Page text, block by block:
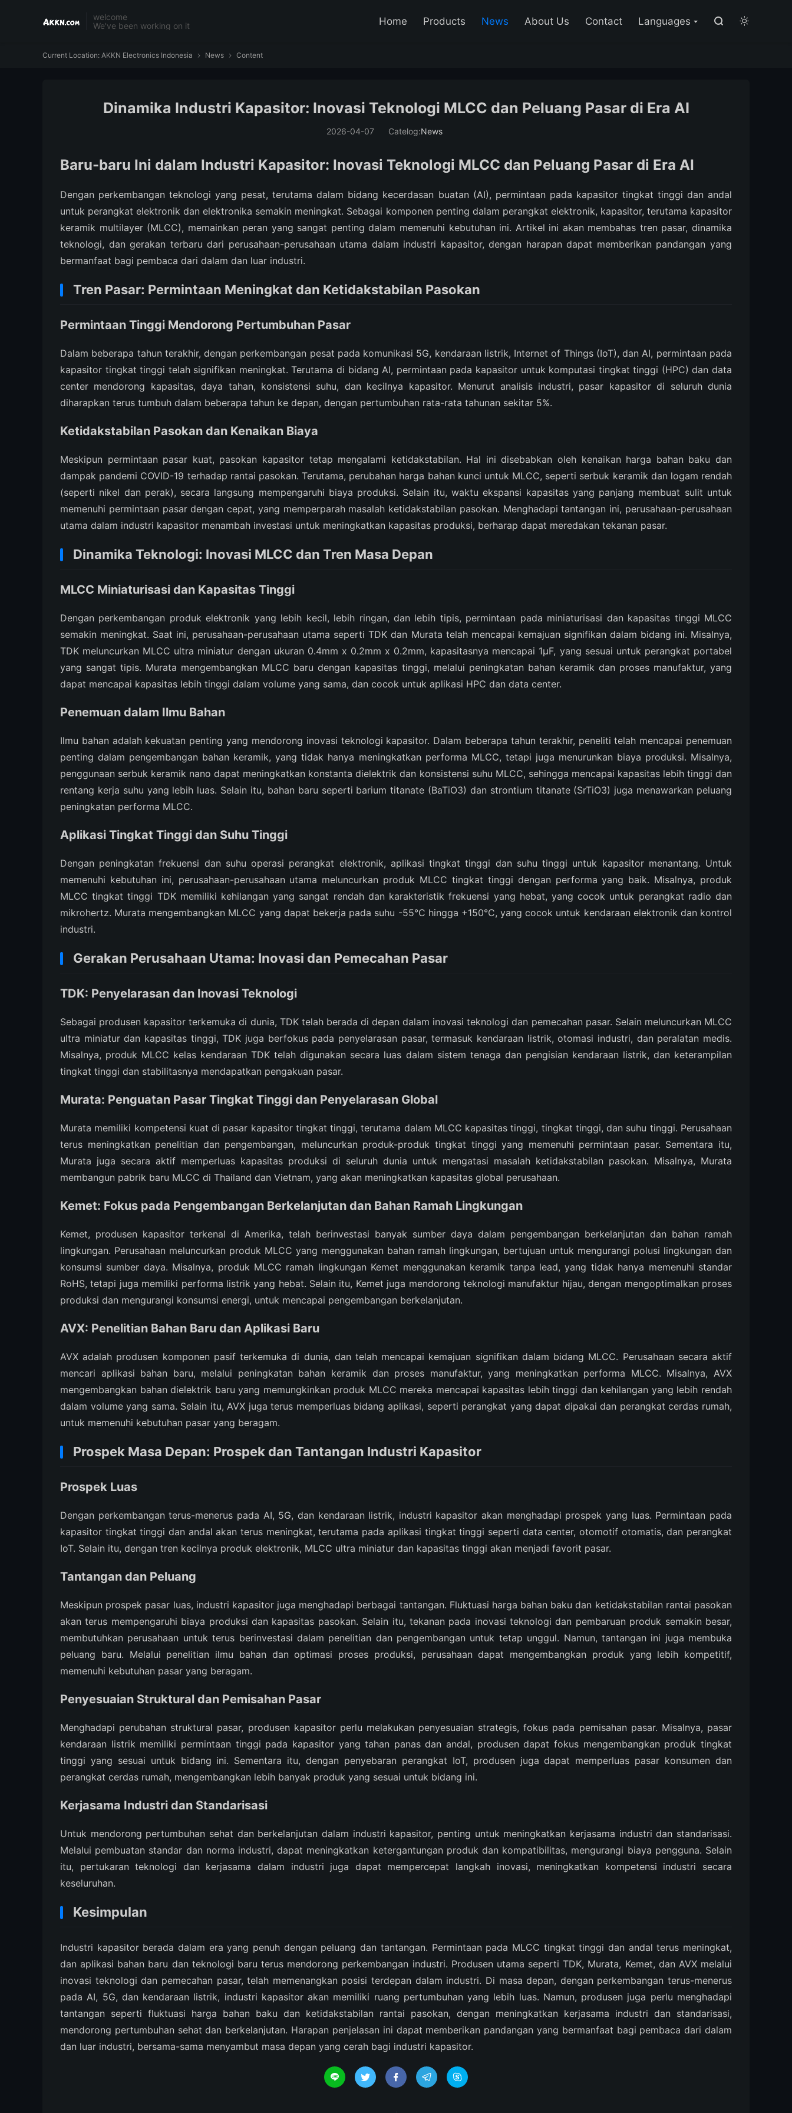
welcome
We've been working on it
Home Products News About Us Contact Languages  
Current Location: AKKN Electronics Indonesia  News  Content
Dinamika Industri Kapasitor: Inovasi Teknologi MLCC dan Peluang Pasar di Era AI
2026-04-07 Catelog:News
Baru-baru Ini dalam Industri Kapasitor: Inovasi Teknologi MLCC dan Peluang Pasar di Era AI
Dengan perkembangan teknologi yang pesat, terutama dalam bidang kecerdasan buatan (AI), permintaan pada kapasitor tingkat tinggi dan andal
untuk perangkat elektronik dan elektronika semakin meningkat. Sebagai komponen penting dalam perangkat elektronik, kapasitor, terutama kapasitor
keramik multilayer (MLCC), memainkan peran yang sangat penting dalam memenuhi kebutuhan ini. Artikel ini akan membahas tren pasar, dinamika
teknologi, dan gerakan terbaru dari perusahaan-perusahaan utama dalam industri kapasitor, dengan harapan dapat memberikan pandangan yang
bermanfaat bagi pembaca dari dalam dan luar industri.
Tren Pasar: Permintaan Meningkat dan Ketidakstabilan Pasokan
Permintaan Tinggi Mendorong Pertumbuhan Pasar
Dalam beberapa tahun terakhir, dengan perkembangan pesat pada komunikasi 5G, kendaraan listrik, Internet of Things (IoT), dan AI, permintaan pada
kapasitor tingkat tinggi telah signifikan meningkat. Terutama di bidang AI, permintaan pada kapasitor untuk komputasi tingkat tinggi (HPC) dan data
center mendorong kapasitas, daya tahan, konsistensi suhu, dan kecilnya kapasitor. Menurut analisis industri, pasar kapasitor di seluruh dunia
diharapkan terus tumbuh dalam beberapa tahun ke depan, dengan pertumbuhan rata-rata tahunan sekitar 5%.
Ketidakstabilan Pasokan dan Kenaikan Biaya
Meskipun permintaan pasar kuat, pasokan kapasitor tetap mengalami ketidakstabilan. Hal ini disebabkan oleh kenaikan harga bahan baku dan
dampak pandemi COVID-19 terhadap rantai pasokan. Terutama, perubahan harga bahan kunci untuk MLCC, seperti serbuk keramik dan logam rendah
(seperti nikel dan perak), secara langsung mempengaruhi biaya produksi. Selain itu, waktu ekspansi kapasitas yang panjang membuat sulit untuk
memenuhi permintaan pasar dengan cepat, yang memperparah masalah ketidakstabilan pasokan. Menghadapi tantangan ini, perusahaan-perusahaan
utama dalam industri kapasitor menambah investasi untuk meningkatkan kapasitas produksi, berharap dapat meredakan tekanan pasar.
Dinamika Teknologi: Inovasi MLCC dan Tren Masa Depan
MLCC Miniaturisasi dan Kapasitas Tinggi
Dengan perkembangan produk elektronik yang lebih kecil, lebih ringan, dan lebih tipis, permintaan pada miniaturisasi dan kapasitas tinggi MLCC
semakin meningkat. Saat ini, perusahaan-perusahaan utama seperti TDK dan Murata telah mencapai kemajuan signifikan dalam bidang ini. Misalnya,
TDK meluncurkan MLCC ultra miniatur dengan ukuran 0.4mm x 0.2mm x 0.2mm, kapasitasnya mencapai 1μF, yang sesuai untuk perangkat portabel
yang sangat tipis. Murata mengembangkan MLCC baru dengan kapasitas tinggi, melalui peningkatan bahan keramik dan proses manufaktur, yang
dapat mencapai kapasitas lebih tinggi dalam volume yang sama, dan cocok untuk aplikasi HPC dan data center.
Penemuan dalam Ilmu Bahan
Ilmu bahan adalah kekuatan penting yang mendorong inovasi teknologi kapasitor. Dalam beberapa tahun terakhir, peneliti telah mencapai penemuan
penting dalam pengembangan bahan keramik, yang tidak hanya meningkatkan performa MLCC, tetapi juga menurunkan biaya produksi. Misalnya,
penggunaan serbuk keramik nano dapat meningkatkan konstanta dielektrik dan konsistensi suhu MLCC, sehingga mencapai kapasitas lebih tinggi dan
rentang kerja suhu yang lebih luas. Selain itu, bahan baru seperti barium titanate (BaTiO3) dan strontium titanate (SrTiO3) juga menawarkan peluang
peningkatan performa MLCC.
Aplikasi Tingkat Tinggi dan Suhu Tinggi
Dengan peningkatan frekuensi dan suhu operasi perangkat elektronik, aplikasi tingkat tinggi dan suhu tinggi untuk kapasitor menantang. Untuk
memenuhi kebutuhan ini, perusahaan-perusahaan utama meluncurkan produk MLCC tingkat tinggi dengan performa yang baik. Misalnya, produk
MLCC tingkat tinggi TDK memiliki kehilangan yang sangat rendah dan karakteristik frekuensi yang hebat, yang cocok untuk perangkat radio dan
mikrohertz. Murata mengembangkan MLCC yang dapat bekerja pada suhu -55°C hingga +150°C, yang cocok untuk kendaraan elektronik dan kontrol
industri.
Gerakan Perusahaan Utama: Inovasi dan Pemecahan Pasar
TDK: Penyelarasan dan Inovasi Teknologi
Sebagai produsen kapasitor terkemuka di dunia, TDK telah berada di depan dalam inovasi teknologi dan pemecahan pasar. Selain meluncurkan MLCC
ultra miniatur dan kapasitas tinggi, TDK juga berfokus pada penyelarasan pasar, termasuk kendaraan listrik, otomasi industri, dan peralatan medis.
Misalnya, produk MLCC kelas kendaraan TDK telah digunakan secara luas dalam sistem tenaga dan pengisian kendaraan listrik, dan keterampilan
tingkat tinggi dan stabilitasnya mendapatkan pengakuan pasar.
Murata: Penguatan Pasar Tingkat Tinggi dan Penyelarasan Global
Murata memiliki kompetensi kuat di pasar kapasitor tingkat tinggi, terutama dalam MLCC kapasitas tinggi, tingkat tinggi, dan suhu tinggi. Perusahaan
terus meningkatkan penelitian dan pengembangan, meluncurkan produk-produk tingkat tinggi yang memenuhi permintaan pasar. Sementara itu,
Murata juga secara aktif memperluas kapasitas produksi di seluruh dunia untuk mengatasi masalah ketidakstabilan pasokan. Misalnya, Murata
membangun pabrik baru MLCC di Thailand dan Vietnam, yang akan meningkatkan kapasitas global perusahaan.
Kemet: Fokus pada Pengembangan Berkelanjutan dan Bahan Ramah Lingkungan
Kemet, produsen kapasitor terkenal di Amerika, telah berinvestasi banyak sumber daya dalam pengembangan berkelanjutan dan bahan ramah
lingkungan. Perusahaan meluncurkan produk MLCC yang menggunakan bahan ramah lingkungan, bertujuan untuk mengurangi polusi lingkungan dan
konsumsi sumber daya. Misalnya, produk MLCC ramah lingkungan Kemet menggunakan keramik tanpa lead, yang tidak hanya memenuhi standar
RoHS, tetapi juga memiliki performa listrik yang hebat. Selain itu, Kemet juga mendorong teknologi manufaktur hijau, dengan mengoptimalkan proses
produksi dan mengurangi konsumsi energi, untuk mencapai pengembangan berkelanjutan.
AVX: Penelitian Bahan Baru dan Aplikasi Baru
AVX adalah produsen komponen pasif terkemuka di dunia, dan telah mencapai kemajuan signifikan dalam bidang MLCC. Perusahaan secara aktif
mencari aplikasi bahan baru, melalui peningkatan bahan keramik dan proses manufaktur, yang meningkatkan performa MLCC. Misalnya, AVX
mengembangkan bahan dielektrik baru yang memungkinkan produk MLCC mereka mencapai kapasitas lebih tinggi dan kehilangan yang lebih rendah
dalam volume yang sama. Selain itu, AVX juga terus memperluas bidang aplikasi, seperti perangkat yang dapat dipakai dan perangkat cerdas rumah,
untuk memenuhi kebutuhan pasar yang beragam.
Prospek Masa Depan: Prospek dan Tantangan Industri Kapasitor
Prospek Luas
Dengan perkembangan terus-menerus pada AI, 5G, dan kendaraan listrik, industri kapasitor akan menghadapi prospek yang luas. Permintaan pada
kapasitor tingkat tinggi dan andal akan terus meningkat, terutama pada aplikasi tingkat tinggi seperti data center, otomotif otomatis, dan perangkat
IoT. Selain itu, dengan tren kecilnya produk elektronik, MLCC ultra miniatur dan kapasitas tinggi akan menjadi favorit pasar.
Tantangan dan Peluang
Meskipun prospek pasar luas, industri kapasitor juga menghadapi berbagai tantangan. Fluktuasi harga bahan baku dan ketidakstabilan rantai pasokan
akan terus mempengaruhi biaya produksi dan kapasitas pasokan. Selain itu, tekanan pada inovasi teknologi dan pembaruan produk semakin besar,
membutuhkan perusahaan untuk terus berinvestasi dalam penelitian dan pengembangan untuk tetap unggul. Namun, tantangan ini juga membuka
peluang baru. Melalui penelitian ilmu bahan dan optimasi proses produksi, perusahaan dapat mengembangkan produk yang lebih kompetitif,
memenuhi kebutuhan pasar yang beragam.
Penyesuaian Struktural dan Pemisahan Pasar
Menghadapi perubahan struktural pasar, produsen kapasitor perlu melakukan penyesuaian strategis, fokus pada pemisahan pasar. Misalnya, pasar
kendaraan listrik memiliki permintaan tinggi pada kapasitor yang tahan panas dan andal, produsen dapat fokus mengembangkan produk tingkat
tinggi yang sesuai untuk bidang ini. Sementara itu, dengan penyebaran perangkat IoT, produsen juga dapat memperluas pasar konsumen dan
perangkat cerdas rumah, mengembangkan lebih banyak produk yang sesuai untuk bidang ini.
Kerjasama Industri dan Standarisasi
Untuk mendorong pertumbuhan sehat dan berkelanjutan dalam industri kapasitor, penting untuk meningkatkan kerjasama industri dan standarisasi.
Melalui pembuatan standar dan norma industri, dapat meningkatkan ketergantungan produk dan kompatibilitas, mengurangi biaya pengguna. Selain
itu, pertukaran teknologi dan kerjasama dalam industri juga dapat mempercepat langkah inovasi, meningkatkan kompetensi industri secara
keseluruhan.
Kesimpulan
Industri kapasitor berada dalam era yang penuh dengan peluang dan tantangan. Permintaan pada MLCC tingkat tinggi dan andal terus meningkat,
dan aplikasi bahan baru dan teknologi baru terus mendorong perkembangan industri. Produsen utama seperti TDK, Murata, Kemet, dan AVX melalui
inovasi teknologi dan pemecahan pasar, telah memenangkan posisi terdepan dalam industri. Di masa depan, dengan perkembangan terus-menerus
pada AI, 5G, dan kendaraan listrik, industri kapasitor akan memiliki ruang pertumbuhan yang lebih luas. Namun, produsen juga perlu menghadapi
tantangan seperti fluktuasi harga bahan baku dan ketidakstabilan rantai pasokan, dengan meningkatkan kerjasama industri dan standarisasi,
mendorong pertumbuhan sehat dan berkelanjutan. Harapan penjelasan ini dapat memberikan pandangan yang bermanfaat bagi pembaca dari dalam
dan luar industri, bersama-sama menyambut masa depan yang cerah bagi industri kapasitor.
    